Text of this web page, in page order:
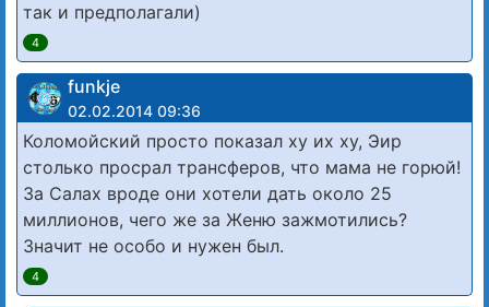
так и предполагали)
4
funkje
02.02.2014 09:36
Коломойский просто показал ху их ху, Эир
столько просрал трансферов, что мама не горюй!
За Салах вроде они хотели дать около 25
миллионов, чего же за Женю зажмотились?
Значит не особо и нужен был.
4